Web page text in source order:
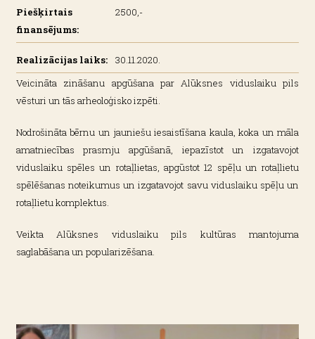
Piešķirtais
finansējums:
2500,-
Realizācijas laiks:
30.11.2020.
Veicināta zināšanu apgūšana par Alūksnes viduslaiku pils
vēsturi un tās arheoloģisko izpēti.
Nodrošināta bērnu un jauniešu iesaistīšana kaula, koka un māla
amatniecības prasmju apgūšanā, iepazīstot un izgatavojot
viduslaiku spēles un rotaļlietas, apgūstot 12 spēļu un rotaļlietu
spēlēšanas noteikumus un izgatavojot savu viduslaiku spēļu un
rotaļlietu komplektus.
Veikta Alūksnes viduslaiku pils kultūras mantojuma
saglabāšana un popularizēšana.